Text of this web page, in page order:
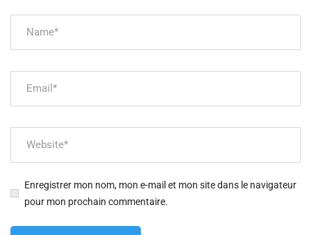
Enregistrer mon nom, mon e-mail et mon site dans le navigateur
pour mon prochain commentaire.